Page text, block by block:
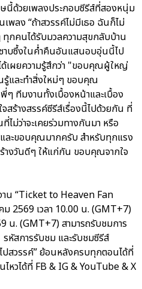
ด้วยเพลงประกอบซีรีส์ที่สองหนุ่ม
พลง “ถ้าสวรรค์ไม่มีเธอ ฉันก็ไม่
ทุกคนได้รับมวลความสุขกลับบ้าน
าบซึ้งในค่ำคืนอันแสนอบอุ่นนี้ไป
ด้เผยความรู้สึกว่า "ขอบคุณผู้ใหญ่
รู้และทำสิ่งใหม่ๆ ขอบคุณ
ทีมงานทั้งเบื้องหน้าและเบื้อง
สร้างสรรค์ซีรีส์เรื่องนี้ไปด้วยกัน ที่
ว่าจะเคยร่วมทางกันมา หรือ
และขอบคุณมากครับ สำหรับทุกแรง
างวันดีๆ ให้แก่กัน ขอบคุณจากใจ
น “Ticket to Heaven Fan
2569 เวลา 10.00 น. (GMT+7)
น. (GMT+7) สามารถรับชมการ
หัสการรับชม และรับชมซีรีส์
สวรรค์” ย้อนหลังครบทุกตอนได้ที่
หวได้ที่ FB & IG & YouTube & X